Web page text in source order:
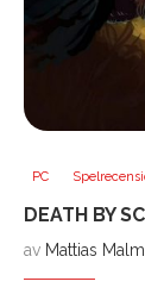
PC
DEATH BY
av Mattias Malm